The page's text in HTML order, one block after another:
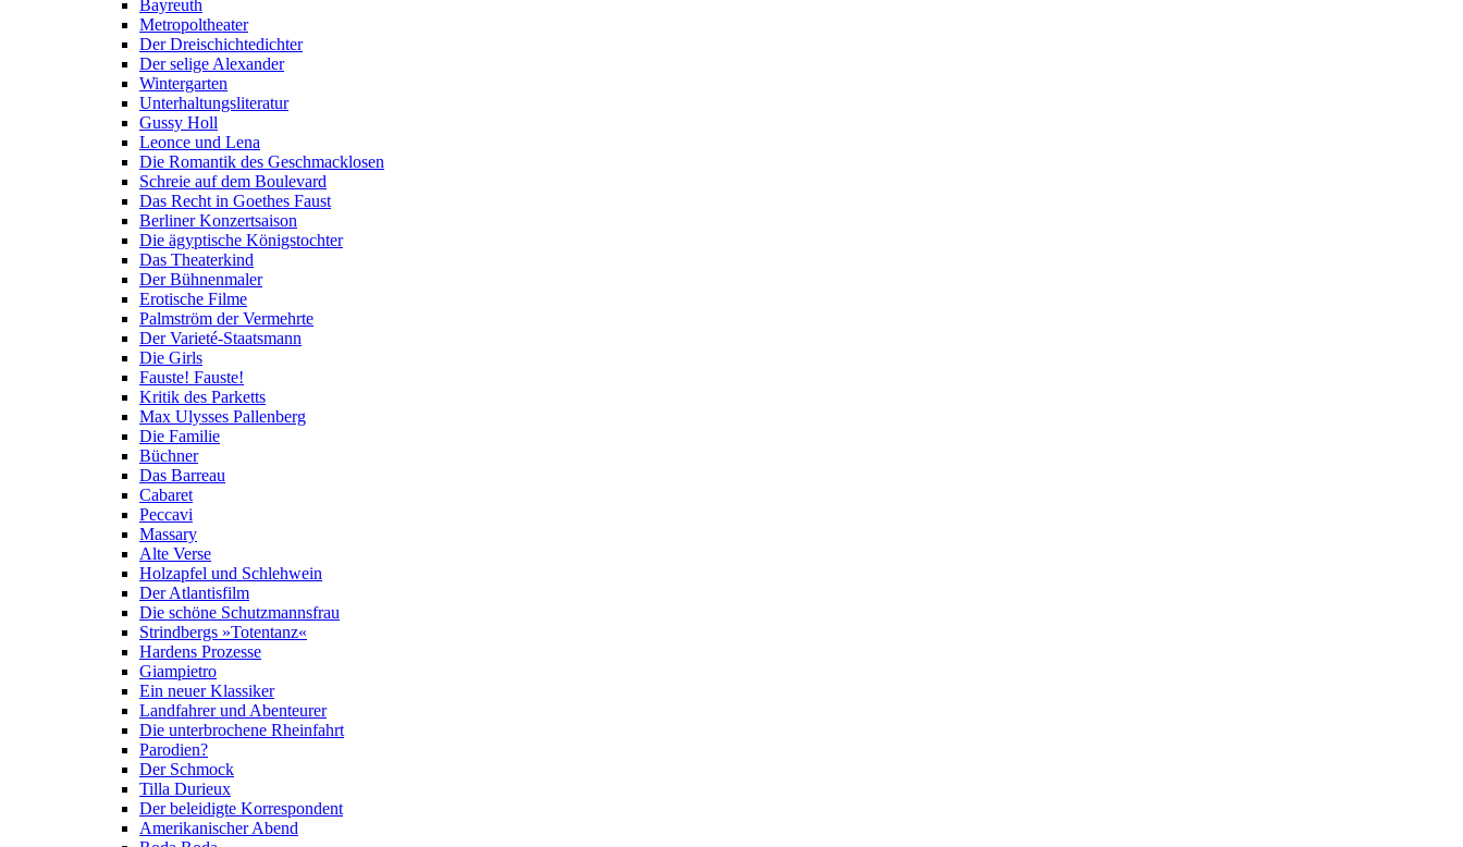
Bayreuth
Metropoltheater
Der Dreischichtedichter
Der selige Alexander
Wintergarten
Unterhaltungsliteratur
Gussy Holl
Leonce und Lena
Die Romantik des Geschmacklosen
Schreie auf dem Boulevard
Das Recht in Goethes Faust
Berliner Konzertsaison
Die ägyptische Königstochter
Das Theaterkind
Der Bühnenmaler
Erotische Filme
Palmström der Vermehrte
Der Varieté-Staatsmann
Die Girls
Fauste! Fauste!
Kritik des Parketts
Max Ulysses Pallenberg
Die Familie
Büchner
Das Barreau
Cabaret
Peccavi
Massary
Alte Verse
Holzapfel und Schlehwein
Der Atlantisfilm
Die schöne Schutzmannsfrau
Strindbergs »Totentanz«
Hardens Prozesse
Giampietro
Ein neuer Klassiker
Landfahrer und Abenteurer
Die unterbrochene Rheinfahrt
Parodien?
Der Schmock
Tilla Durieux
Der beleidigte Korrespondent
Amerikanischer Abend